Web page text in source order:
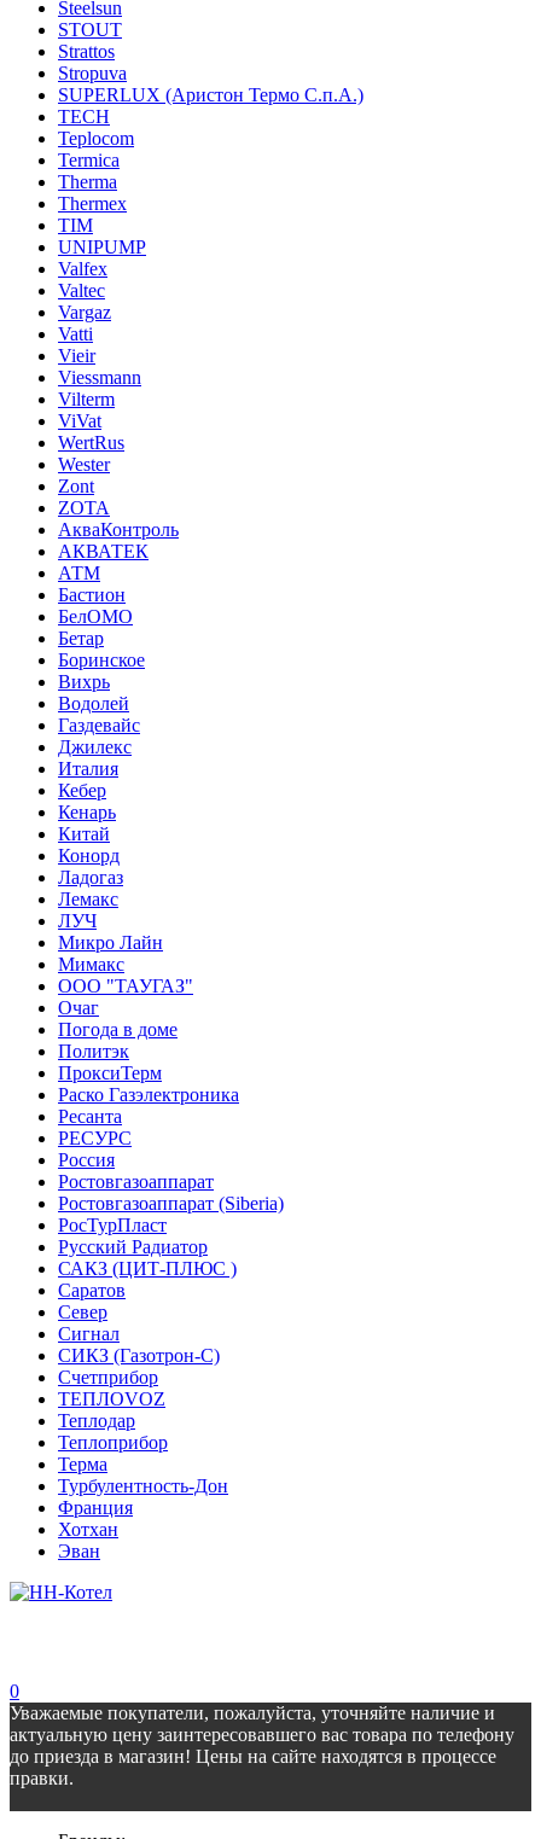
Steelsun
STOUT
Strattos
Stropuva
SUPERLUX (Аристон Термо С.п.А.)
TECH
Teplocom
Termica
Therma
Thermex
TIM
UNIPUMP
Valfex
Valtec
Vargaz
Vatti
Vieir
Viessmann
Vilterm
ViVat
WertRus
Wester
Zont
ZOTA
АкваКонтроль
АКВАТЕК
АТМ
Бастион
БелОМО
Бетар
Боринское
Вихрь
Водолей
Газдевайс
Джилекс
Италия
Кебер
Кенарь
Китай
Конорд
Ладогаз
Лемакс
ЛУЧ
Микро Лайн
Мимакс
ООО "ТАУГАЗ"
Очаг
Погода в доме
Политэк
ПроксиТерм
Раско Газэлектроника
Ресанта
РЕСУРС
Россия
Ростовгазоаппарат
Ростовгазоаппарат (Siberia)
РосТурПласт
Русский Радиатор
САКЗ (ЦИТ-ПЛЮС )
Саратов
Север
Сигнал
СИКЗ (Газотрон-С)
Счетприбор
ТЕПЛОVOZ
Теплодар
Теплоприбор
Терма
Турбулентность-Дон
Франция
Хотхан
Эван
0
Уважаемые покупатели, пожалуйста, уточняйте наличие и
актуальную цену заинтересовавшего вас товара по телефону
до приезда в магазин! Цены на сайте находятся в процессе
правки.